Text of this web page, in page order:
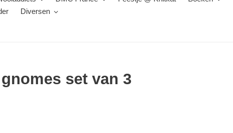
Diversen
set van 3